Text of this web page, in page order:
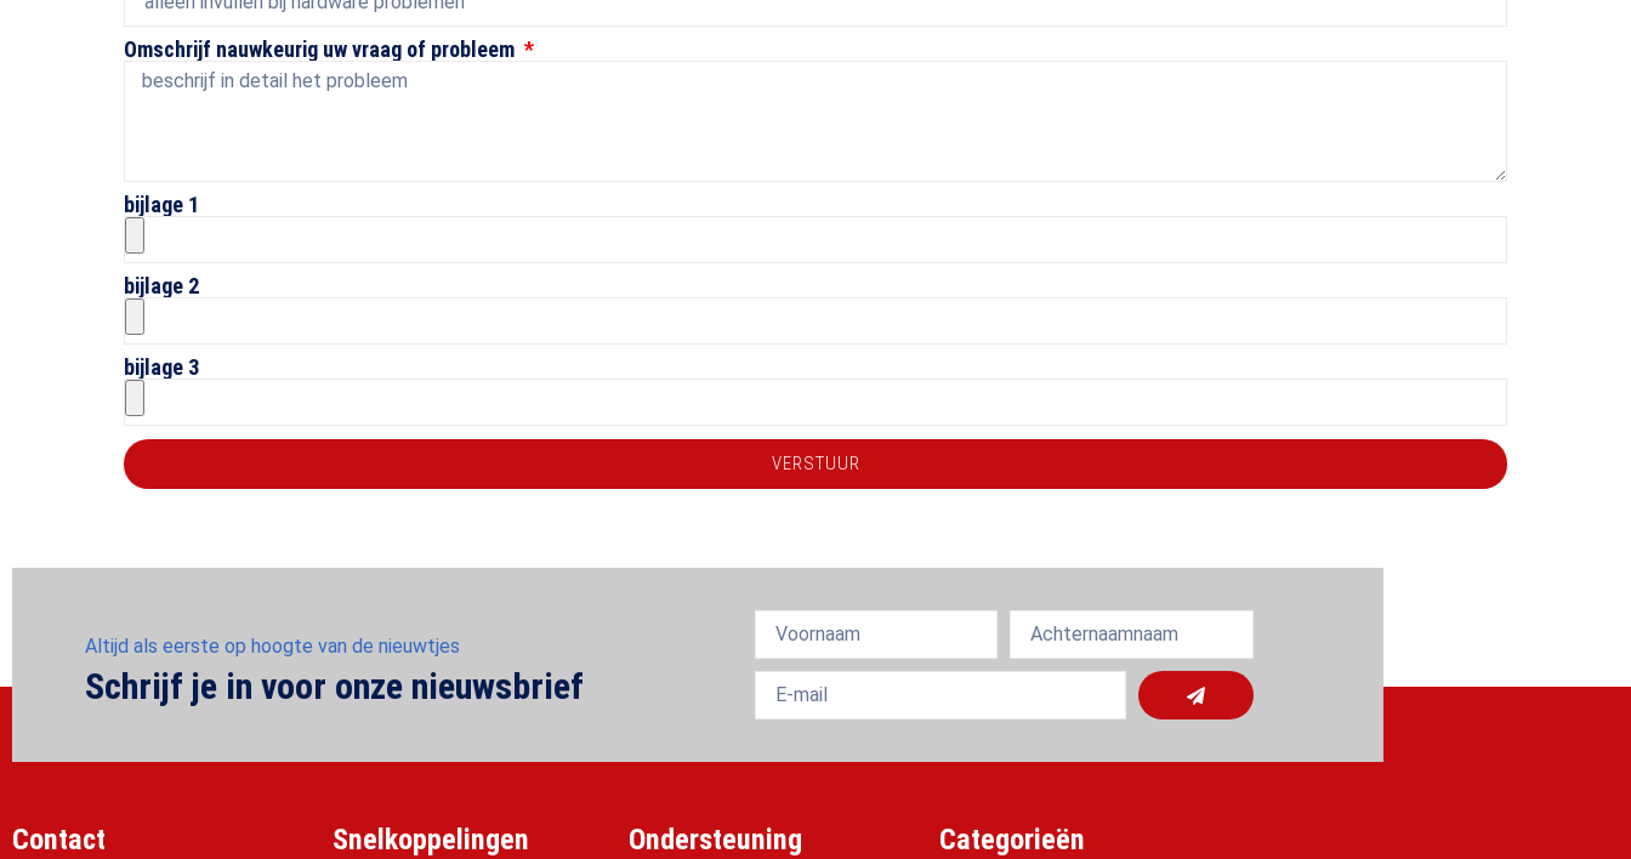
Omschrijf nauwkeurig uw vraag of probleem
bijlage 1
bijlage 2
bijlage 3
VERSTUUR
Altijd als eerste op hoogte van de nieuwtjes
Schrijf je in voor onze nieuwsbrief
Contact Snelkoppelingen Ondersteuning Categorieën